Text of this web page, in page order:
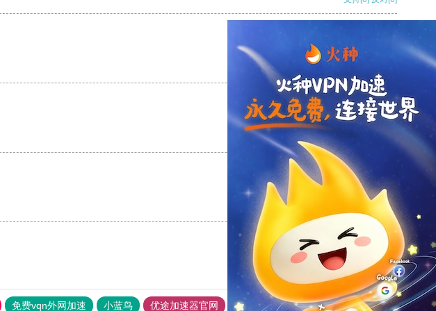
反对
反对[0]
免费vqn外网加速 小蓝鸟 优途加速器官网 风驰加速器 旋风加速器 八戒看书